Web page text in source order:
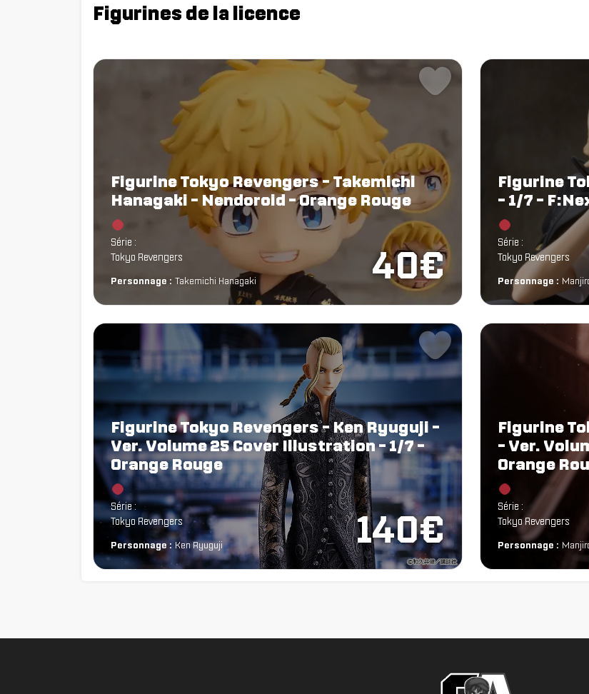
Figurines de la licence
40€
Figurine Tokyo Revengers - Takemichi
Hanagaki - Nendoroid - Orange Rouge
Chargement...
Série :
Tokyo Revengers
Personnage : Takemichi Hanagaki
Figurine
- 1/7 -
Chargement...
Série :
Tokyo Revengers
Personnage :
140€
Figurine Tokyo Revengers - Ken Ryuguji -
Ver. Volume 25 Cover Illustration - 1/7 -
Orange Rouge
Chargement...
Série :
Tokyo Revengers
Personnage : Ken Ryuguji
Figurine
- Ver.
Orange
Chargement...
Série :
Tokyo Revengers
Personnage :